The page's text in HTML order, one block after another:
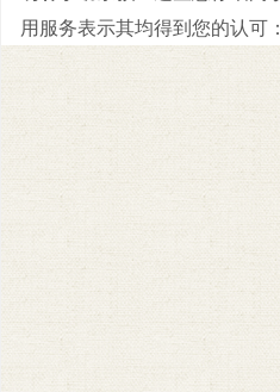
用服务表示其均得到您的认可：